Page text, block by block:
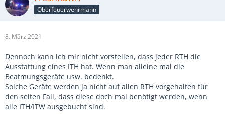
Oberfeuerwehrmann
8. März 2021
Dennoch kann ich mir nicht vorstellen, dass jeder RTH die
Ausstattung eines ITH hat. Wenn man alleine mal die
Beatmungsgeräte usw. bedenkt.
Solche Geräte werden ja nicht auf allen RTH vorgehalten für
den selten Fall, dass diese doch mal benötigt werden, wenn
alle ITH/ITW ausgebucht sind.